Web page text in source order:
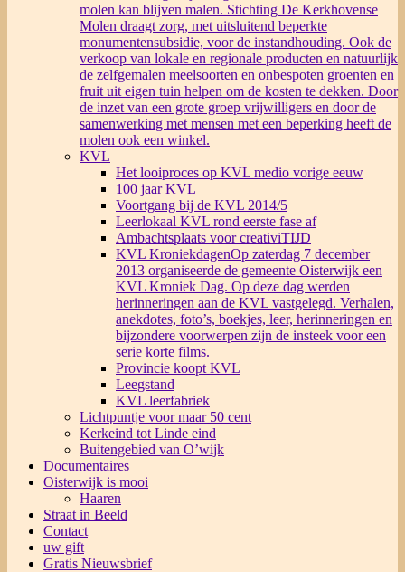
molen kan blijven malen. Stichting De Kerkhovense
Molen draagt zorg, met uitsluitend beperkte
monumentensubsidie, voor de instandhouding. Ook de
verkoop van lokale en regionale producten en natuurlijk
de zelfgemalen meelsoorten en onbespoten groenten en
fruit uit eigen tuin helpen om de kosten te dekken. Door
de inzet van een grote groep vrijwilligers en door de
samenwerking met mensen met een beperking heeft de
molen ook een winkel.
KVL
Het looiproces op KVL medio vorige eeuw
100 jaar KVL
Voortgang bij de KVL 2014/5
Leerlokaal KVL rond eerste fase af
Ambachtsplaats voor creativiTIJD
KVL KroniekdagenOp zaterdag 7 december
2013 organiseerde de gemeente Oisterwijk een
KVL Kroniek Dag. Op deze dag werden
herinneringen aan de KVL vastgelegd. Verhalen,
anekdotes, foto’s, boekjes, leer, herinneringen en
bijzondere voorwerpen zijn de insteek voor een
serie korte films.
Provincie koopt KVL
Leegstand
KVL leerfabriek
Lichtpuntje voor maar 50 cent
Kerkeind tot Linde eind
Buitengebied van O’wijk
Documentaires
Oisterwijk is mooi
Haaren
Straat in Beeld
Contact
uw gift
Gratis Nieuwsbrief